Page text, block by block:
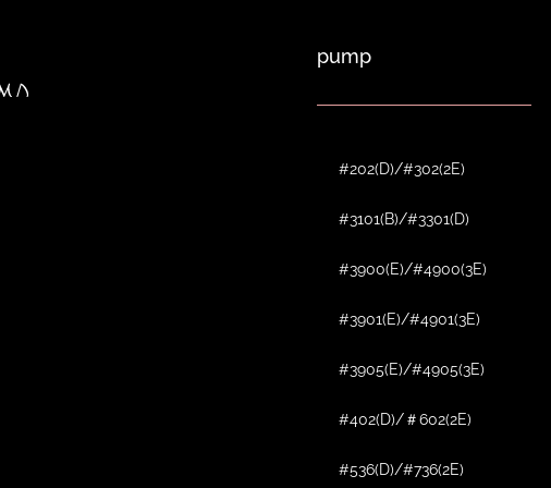
pump
#202(D)/#302(2E)
#3101(B)/#3301(D)
#3900(E)/#4900(3E)
#3901(E)/#4901(3E)
#3905(E)/#4905(3E)
#402(D)/＃602(2E)
#536(D)/#736(2E)